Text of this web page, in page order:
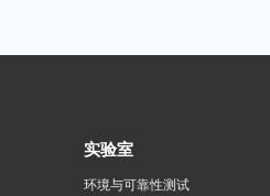
实验室
环境与可靠性测试